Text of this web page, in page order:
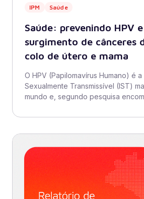
IPM Saúde
Saúde: prevenindo HPV
surgimento de cânceres
colo de útero e mama
O HPV (Papilomavírus Humano) é
Sexualmente Transmissível (IST)
mundo e, segundo pesquisa